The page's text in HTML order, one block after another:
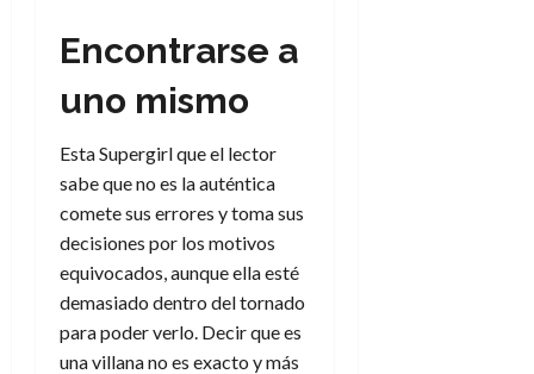
Encontrarse a
uno mismo
Esta Supergirl que el lector
sabe que no es la auténtica
comete sus errores y toma sus
decisiones por los motivos
equivocados, aunque ella esté
demasiado dentro del tornado
para poder verlo. Decir que es
una villana no es exacto y más